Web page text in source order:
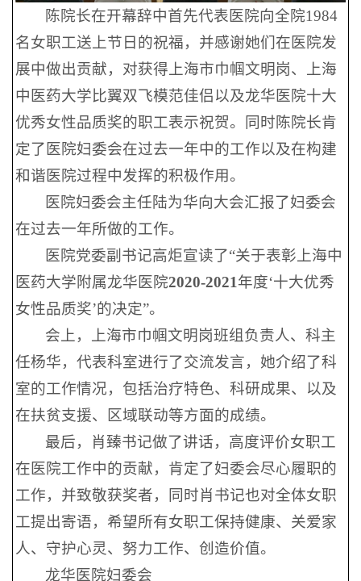
陈院长在开幕辞中首先代表医院向全院1984
名女职工送上节日的祝福，并感谢她们在医院发
展中做出贡献，对获得上海市巾帼文明岗、上海
中医药大学比翼双飞模范佳侣以及龙华医院十大
优秀女性品质奖的职工表示祝贺。同时陈院长肯
定了医院妇委会在过去一年中的工作以及在构建
和谐医院过程中发挥的积极作用。
医院妇委会主任陆为华向大会汇报了妇委会
在过去一年所做的工作。
医院党委副书记高炬宣读了“关于表彰上海中
医药大学附属龙华医院2020-2021年度‘十大优秀
女性品质奖’的决定”。
会上，上海市巾帼文明岗班组负责人、科主
任杨华，代表科室进行了交流发言，她介绍了科
室的工作情况，包括治疗特色、科研成果、以及
在扶贫支援、区域联动等方面的成绩。
最后，肖臻书记做了讲话，高度评价女职工
在医院工作中的贡献，肯定了妇委会尽心履职的
工作，并致敬获奖者，同时肖书记也对全体女职
工提出寄语，希望所有女职工保持健康、关爱家
人、守护心灵、努力工作、创造价值。
龙华医院妇委会